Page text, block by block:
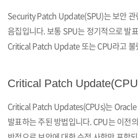
Security Patch Update(SPU)는 보안 관
음집입니다. 보통 SPU는 정기적으로 발
Critical Patch Update 또는 CPU라고 불
Critical Patch
Critical Patch Updates(CPUs)는 Oracle
발표하는 주된 방법입니다. CPU는 이전